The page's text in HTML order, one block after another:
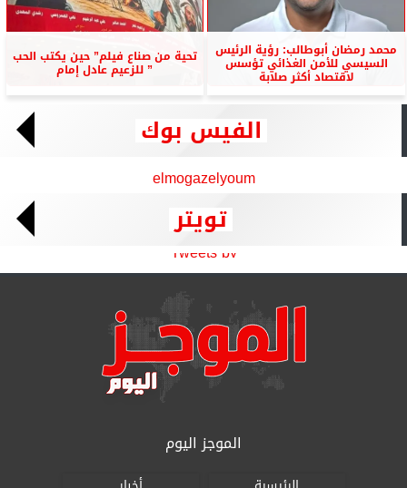
محمد رمضان أبوطالب: رؤية الرئيس
السيسي للأمن الغذائي تؤسس
لاقتصاد أكثر صلابة
تحية من صناع فيلم” حين يكتب الحب
” للزعيم عادل إمام
الفيس بوك
elmogazelyoum
تويتر
Tweets by
الموجز اليوم